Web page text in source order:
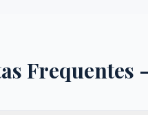
Frequentes